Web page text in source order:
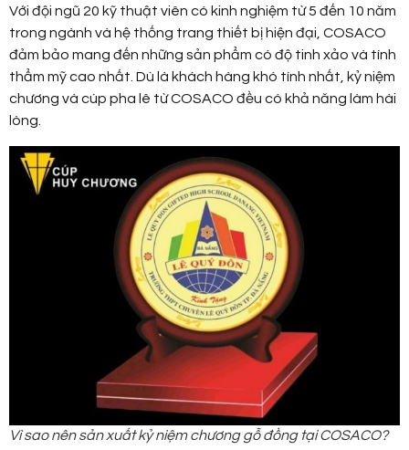
Với đội ngũ 20 kỹ thuật viên có kinh nghiệm từ 5 đến 10 năm
trong ngành và hệ thống trang thiết bị hiện đại, COSACO
đảm bảo mang đến những sản phẩm có độ tinh xảo và tính
thẩm mỹ cao nhất. Dù là khách hàng khó tính nhất, kỷ niệm
chương và cúp pha lê từ COSACO đều có khả năng làm hài
lòng.
Vì sao nên sản xuất kỷ niệm chương gỗ đồng tại COSACO?